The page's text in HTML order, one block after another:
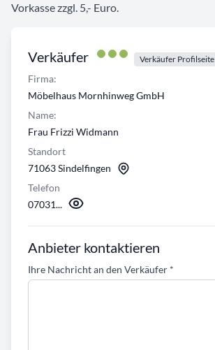
Verkäufer Verkäufer Profilseite
Firma:
Möbelhaus Mornhinweg GmbH
Name:
Frau Frizzi Widmann
Standort
71063 Sindelfingen
Telefon
07031...
Anbieter kontaktieren
Ihre Nachricht an den Verkäufer *
Vorkasse zzgl. 5,- Euro.